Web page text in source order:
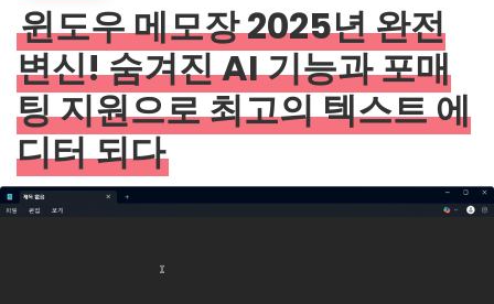
윈도우 메모장 2025년 완전
변신! 숨겨진 AI 기능과 포매
팅 지원으로 최고의 텍스트 에
디터 되다